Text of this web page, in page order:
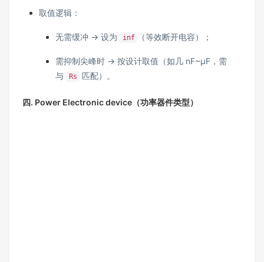
取值逻辑：
无需缓冲 → 设为 inf （等效断开电容）；
需抑制尖峰时 → 按设计取值（如几 nF~μF，需
与
Rs 匹配）。
四. Power Electronic device（功率器件类型）